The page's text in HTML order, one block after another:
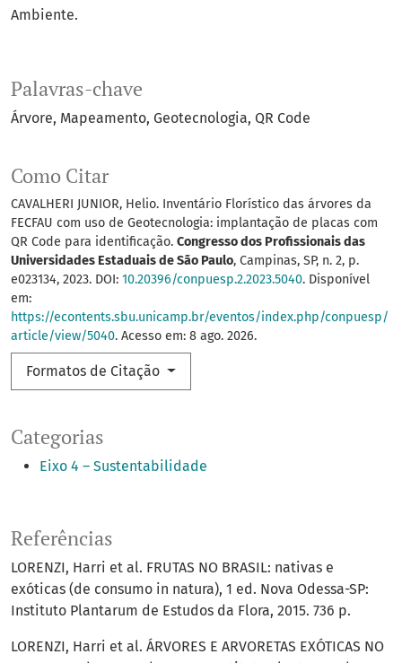
Palavras-chave
Árvore Mapeamento Geotecnologia QR Code
Categorias
Eixo 4 – Sustentabilidade
Como Citar
CAVALHERI JUNIOR, Helio. Inventário Florístico das árvores da
FECFAU com uso de Geotecnologia: implantação de placas com
QR Code para identificação. Congresso dos Profissionais das
Universidades Estaduais de São Paulo, Campinas, SP, n. 2, p.
e023134, 2023. DOI: 10.20396/conpuesp.2.2023.5040. Disponível
em:
https://econtents.sbu.unicamp.br/eventos/index.php/conpuesp/
article/view/5040. Acesso em: 8 ago. 2026.
Formatos de Citação
Ambiente.
Referências
LORENZI, Harri et al. FRUTAS NO BRASIL: nativas e
exóticas (de consumo in natura), 1 ed. Nova Odessa-SP:
Instituto Plantarum de Estudos da Flora, 2015. 736 p.
LORENZI, Harri et al. ÁRVORES E ARVORETAS EXÓTICAS NO